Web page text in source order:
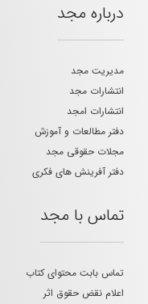
درباره مجد
مدیریت مجد
انتشارات مجد
انتشارات امجد
دفتر مطالعات و آموزش
مجلات حقوقی مجد
دفتر آفرینش های فکری
تماس با مجد
تماس بابت محتوای کتاب
اعلام نقض حقوق اثر